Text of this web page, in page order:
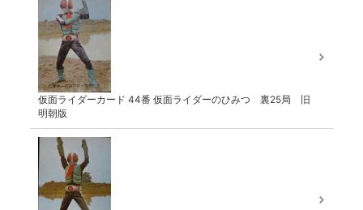
仮面ライダーカード 44番 仮面ライダーのひみつ 裏25局 旧
明朝版